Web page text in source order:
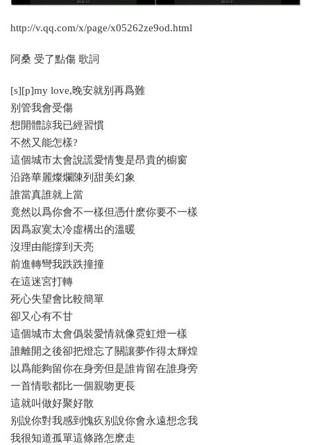
http://v.qq.com/x/page/x05262ze9od.html
阿桑 受了點傷 歌詞
[s][p]my love,晚安就别再爲難
别管我會受傷
想開體諒我已經習慣
不然又能怎樣?
這個城市太會說謊愛情隻是昂貴的櫥窗
沿路華麗燦爛陳列甜美幻象
誰當真誰就上當
竟然以爲你會不一樣但憑什麽你要不一樣
因爲寂寞太冷虛構出的溫暖
沒理由能撐到天亮
前進轉彎我跌跌撞撞
在這迷宮打轉
死心失望會比較簡單
卻又心有不甘
這個城市太會僞裝愛情就像霓虹燈一樣
誰離開之後卻把燈忘了關讓夢作得太輝煌
以爲能夠留你在身旁但是誰肯留在誰身旁
一首情歌都比一個親吻更長
這就叫做好聚好散
别說你對我感到愧疚别說你會永遠想念我
我很知道孤單這條路怎麽走